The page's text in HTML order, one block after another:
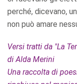
perché, dicevano,
non può amare
Versi tratti da "La
di Alda Merini
Una raccolta di